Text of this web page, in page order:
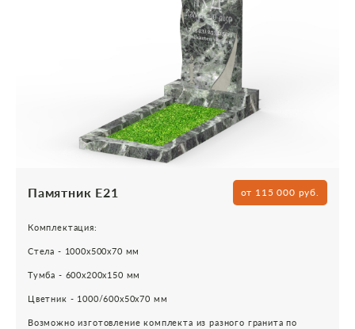
Памятник Е21 от 115 000 руб.
Комплектация:
Стела - 1000х500х70 мм
Тумба - 600х200х150 мм
Цветник - 1000/600х50х70 мм
Возможно изготовление комплекта из разного гранита по